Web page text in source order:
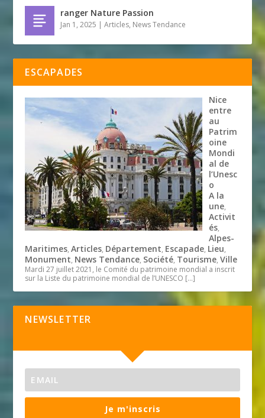
ranger Nature Passion
Jan 1, 2025 |Articles, News Tendance
ESCAPADES
Nice
entre
au
Patrim
oine
Mondi
al de
l’Unesc
o
A la
une,
Activit
és,
Alpes-
Maritimes,Articles, Département, Escapade, Lieu,
Monument, News Tendance, Société, Tourisme,Ville
Mardi 27 juillet 2021, le Comité du patrimoine mondial a inscrit
sur la Liste du patrimoine mondial de l’UNESCO […]
NEWSLETTER
Je m'inscris